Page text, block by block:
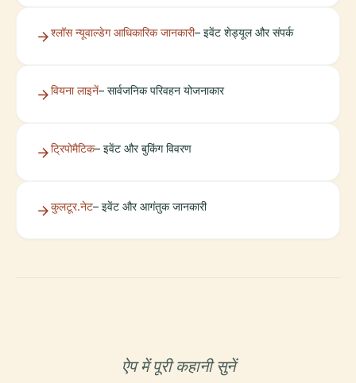
श्लॉस न्यूवाल्डेग आधिकारिक जानकारी– इवेंट शेड्यूल और संपर्क
वियना लाइनें– सार्वजनिक परिवहन योजनाकार
ट्रिपोमैटिक– इवेंट और बुकिंग विवरण
कुलटूर.नेट– इवेंट और आगंतुक जानकारी
ऐप में पूरी कहानी सुनें